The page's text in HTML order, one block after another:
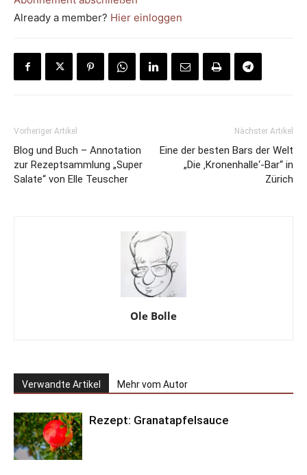
Already a member? Hier einloggen
Vorheriger Artikel
Blog und Buch – Annotation
zur Rezeptsammlung „Super
Salate“ von Elle Teuscher
Nächster Artikel
Eine der besten Bars der Welt
„Die ‚Kronenhalle‘-Bar“ in
Zürich
Ole Bolle
Verwandte Artikel Mehr vom Autor
Rezept: Granatapfelsauce